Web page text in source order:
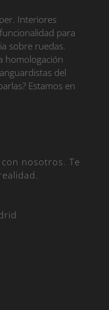
Interiores
para
sobre ruedas.
homologación
del
Estamos en
nosotros. Te